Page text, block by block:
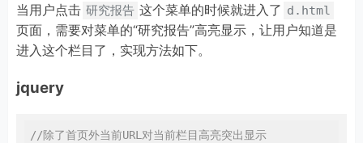
当用户点击 研究报告 这个菜单的时候就进入了 d.html
页面，需要对菜单的“研究报告”高亮显示，让用户知道是
进入这个栏目了，实现方法如下。
jquery
//除了首页外当前URL对当前栏目高亮突出显示